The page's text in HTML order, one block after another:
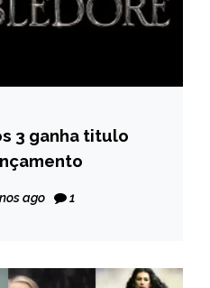
3 ganha titulo
ago 1